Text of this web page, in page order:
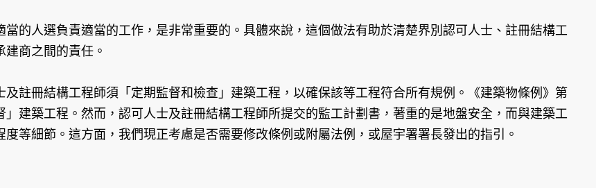
人選負責適當的工作，是非常重要的。具體來說，這個做法有助於清楚界別認可人士、註冊結構工
商之間的責任。
冊結構工程師須「定期監督和檢查」建築工程，以確保該等工程符合所有規例。《建築物條例》第
建築工程。然而，認可人士及註冊結構工程師所提交的監工計劃書，著重的是地盤安全，而與建築工
等細節。這方面，我們現正考慮是否需要修改條例或附屬法例，或屋宇署署長發出的指引。